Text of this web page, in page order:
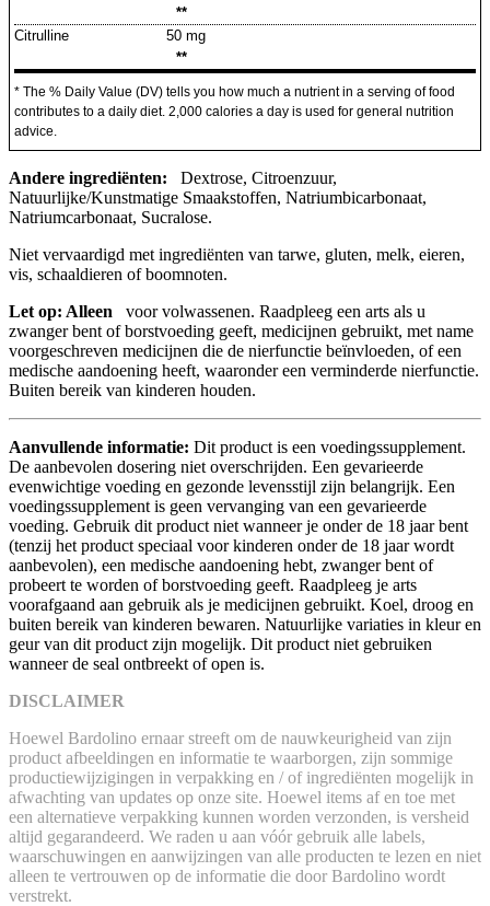
**
Citrulline
50 mg
**
* The % Daily Value (DV) tells you how much a nutrient in a serving of food
contributes to a daily diet. 2,000 calories a day is used for general nutrition
advice.
Andere ingrediënten:
Dextrose, Citroenzuur,
Natuurlijke/Kunstmatige Smaakstoffen, Natriumbicarbonaat,
Natriumcarbonaat, Sucralose.
Niet vervaardigd met ingrediënten van tarwe, gluten, melk, eieren,
vis, schaaldieren of boomnoten.
Let op: Alleen voor volwassenen. Raadpleeg een arts als u
zwanger bent of borstvoeding geeft, medicijnen gebruikt, met name
voorgeschreven medicijnen die de nierfunctie beïnvloeden, of een
medische aandoening heeft, waaronder een verminderde nierfunctie.
Buiten bereik van kinderen houden.
Aanvullende informatie: Dit product is een voedingssupplement.
De aanbevolen dosering niet overschrijden. Een gevarieerde
evenwichtige voeding en gezonde levensstijl zijn belangrijk. Een
voedingssupplement is geen vervanging van een gevarieerde
voeding. Gebruik dit product niet wanneer je onder de 18 jaar bent
(tenzij het product speciaal voor kinderen onder de 18 jaar wordt
aanbevolen), een medische aandoening hebt, zwanger bent of
probeert te worden of borstvoeding geeft. Raadpleeg je arts
voorafgaand aan gebruik als je medicijnen gebruikt. Koel, droog en
buiten bereik van kinderen bewaren. Natuurlijke variaties in kleur en
geur van dit product zijn mogelijk. Dit product niet gebruiken
wanneer de seal ontbreekt of open is.
DISCLAIMER
Hoewel Bardolino ernaar streeft om de nauwkeurigheid van zijn
product afbeeldingen en informatie te waarborgen, zijn sommige
productiewijzigingen in verpakking en / of ingrediënten mogelijk in
afwachting van updates op onze site. Hoewel items af en toe met
een alternatieve verpakking kunnen worden verzonden, is versheid
altijd gegarandeerd. We raden u aan vóór gebruik alle labels,
waarschuwingen en aanwijzingen van alle producten te lezen en niet
alleen te vertrouwen op de informatie die door Bardolino wordt
verstrekt.